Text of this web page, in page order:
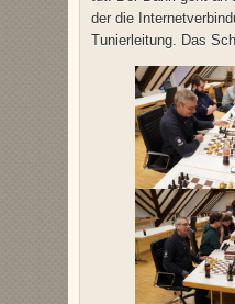
der die
Tunierleitung. Das